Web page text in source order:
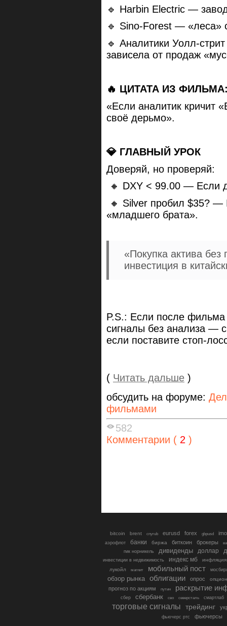
🔹 Harbin Electric —
🔹 Sino-Forest — «леса»
🔹 Аналитики Уолл-
зависела от продаж
🔥 ЦИТАТА ИЗ
«Если аналитик кричит
своё дерьмо».
💎 ГЛАВНЫЙ УРОК
Доверяй, но проверяй:
🔸 DXY < 99.00 — Если
🔸 Silver пробил $35? —
«младшего брата».
«Покупка актива
инвестиция в
P.S.: Если после фильма
сигналы без анализа —
если поставите стоп-
( Читать дальше )
обсудить на форуме:
фильмами
582
Комментарии ( 2 )
bitcoin brent cnyrub eurusd forex gbpusd
аэрофлот банки биржа биткоин брокеры
гмк норникель
дивиденды доллар
инвестиции в недвижимость индекс мб
инфляция
лукойл
магнит мобильный пост
обзор рынка облигации опрос
прогноз по акциям путин раскрытие
сбер сбербанк сво северсталь смартлаб
торговые сигналы трейдинг
фьючерс ртс фьючерсы